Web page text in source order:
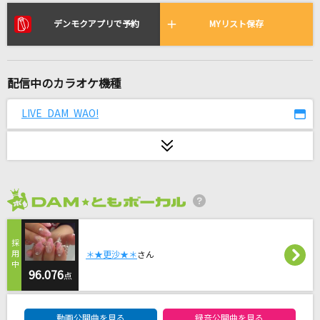
Precious
伊藤由奈
[生音]すき
DREAMS COME TRUE
紫陽花
須賀亮雄
瀬川瑛子
小さな恋のうた
MONGOL800
Scream out!
A-One
デンモクアプリで予約 MYリスト保存
配信中のカラオケ機種
LIVE DAM WAO!
96.076点
＊★更沙★＊さん